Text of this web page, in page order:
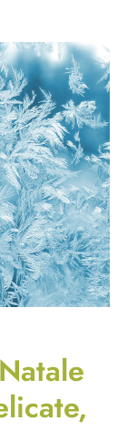
magico